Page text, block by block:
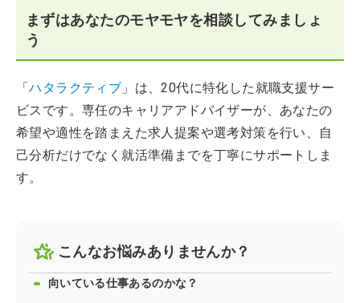
まずはあなたのモヤモヤを相談してみましょ
う
「ハタラクティブ 」は、20代に特化した就職支援サー
ビスです。専任のキャリアアドバイザーが、あなたの
希望や適性を踏まえた求人提案や選考対策を行い、自
己分析だけでなく就活準備までを丁寧にサポートしま
す。
こんなお悩みありませんか？
向いている仕事あるのかな？